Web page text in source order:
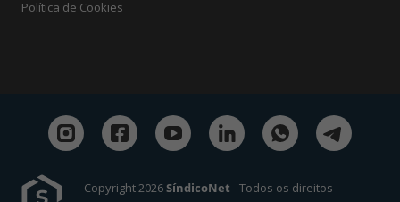
Política de Cookies
Copyright 2026SíndicoNet - Todos os direitos